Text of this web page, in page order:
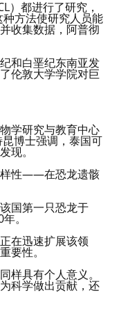
）都进行了研究，
方法使研究人员能
收集数据，阿普彻
和白垩纪东南亚发
伦敦大学学院对巨
学研究与教育中心
博士强调，泰国可
现。
样性——在恐龙遗骸
国第一只恐龙于
。
在迅速扩展该领
要性。
样具有个人意义。
科学做出贡献，还